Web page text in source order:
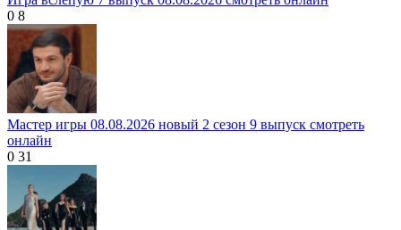
0 8
Мастер игры 08.08.2026 новый 2 сезон 9 выпуск смотреть
онлайн
0 31